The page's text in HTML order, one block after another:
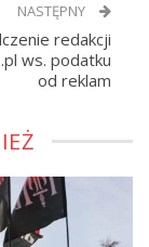
NASTĘPNY
redakcji
ws. podatku
od reklam